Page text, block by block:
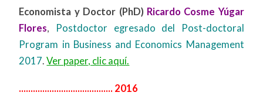
Economista y Doctor (PhD) Ricardo Cosme Yúgar
Flores, Postdoctor egresado del Post-doctoral
Program in Business and Economics Management
2017.Ver paper, clic aquí.
........................................ 2016